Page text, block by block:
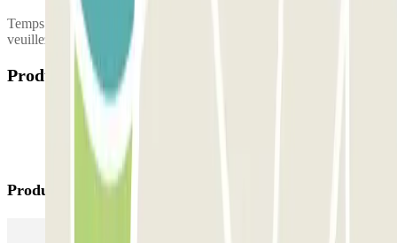
Temps excédentaire en dehors des heures d'ouverture du parking,
veuillez contacter le parking.
Produits disponibles
Produits Parclick